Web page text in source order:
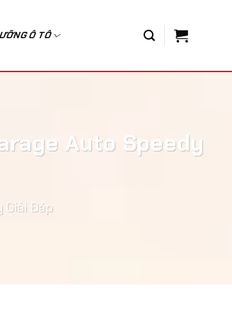
Ô TÔ
Auto Speedy
Giải Đáp